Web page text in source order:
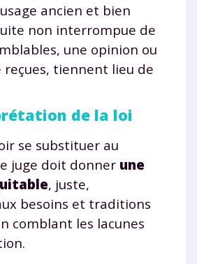
ancien et bien
non interrompue de
une opinion ou
reçues, tiennent lieu de
de la loi
se substituer au
juge doit donner une
, juste,
besoins et traditions
comblant les lacunes